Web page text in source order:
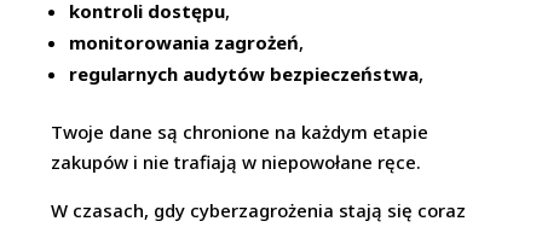
kontroli dostępu,
monitorowania zagrożeń,
regularnych audytów bezpieczeństwa,
Twoje dane są chronione na każdym etapie
zakupów i nie trafiają w niepowołane ręce.
W czasach, gdy cyberzagrożenia stają się coraz